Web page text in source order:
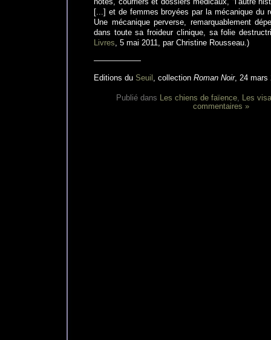
[...] et de femmes broyées par la mécanique du
Une mécanique perverse, remarquablement
dans toute sa froideur clinique, sa folie
Livres , 5 mai 2011, par Christine Rousseau.)
——————
Editions du Seuil , collection Roman Noir, 24 mars
Publié dans Les chiens de faïence
Les
commentaires »